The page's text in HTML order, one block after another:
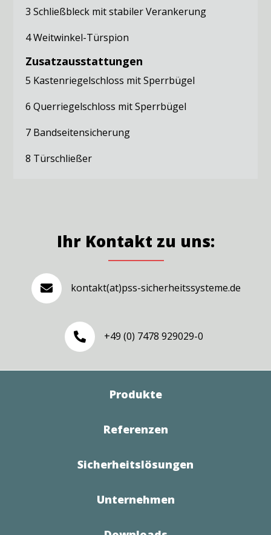
3 Schließbleck mit stabiler Verankerung
4 Weitwinkel-Türspion
Zusatzausstattungen
5 Kastenriegelschloss mit Sperrbügel
6 Querriegelschloss mit Sperrbügel
7 Bandseitensicherung
8 Türschließer
Ihr Kontakt zu uns:
 kontakt(at)pss-sicherheitssysteme.de
 +49 (0) 7478 929029-0
Produkte
Referenzen
Sicherheitslösungen
Unternehmen